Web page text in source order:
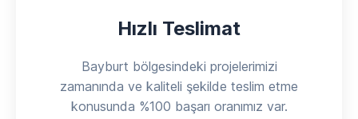
Hızlı Teslimat
Bayburt bölgesindeki projelerimizi
zamanında ve kaliteli şekilde teslim etme
konusunda %100 başarı oranımız var.